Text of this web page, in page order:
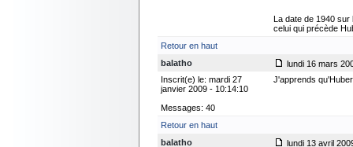
La date de 1940 sur
celui qui précède
Retour en haut
balatho
lundi 16 mars
Inscrit(e) le: mardi 27
janvier 2009 - 10:14:10
Messages: 40
J'apprends
Retour en haut
balatho
lundi 13 avril